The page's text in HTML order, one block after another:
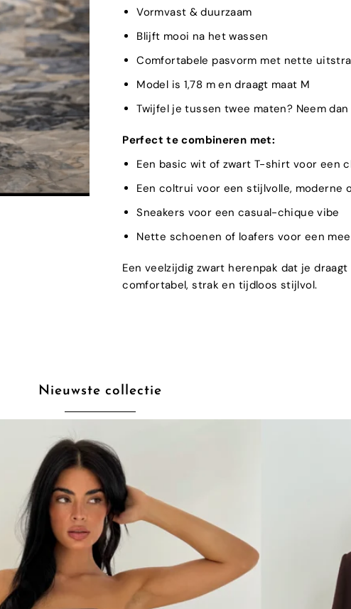
Vormvast & duurzaam
Blijft mooi na het wassen
Comfortabele pasvorm met nette
Model is 1,78 m en draagt maat M
Twijfel je tussen twee maten? Neem
Perfect te combineren met:
Een basic wit of zwart T-shirt voor een
Een coltrui voor een stijlvolle, moderne
Sneakers voor een casual-chique vibe
Nette schoenen of loafers voor een
Een veelzijdig zwart herenpak dat je
comfortabel, strak en tijdloos stijlvol.
Nieuwste collectie